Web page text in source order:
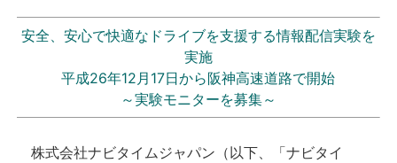
個人向けサービス
法人向けサービス
安全、安心で快適なドライブを支援する情報配信実験を
実施
平成26年12月17日から阪神高速道路で開始
～実験モニターを募集～
株式会社ナビタイムジャパン（以下、「ナビタイ